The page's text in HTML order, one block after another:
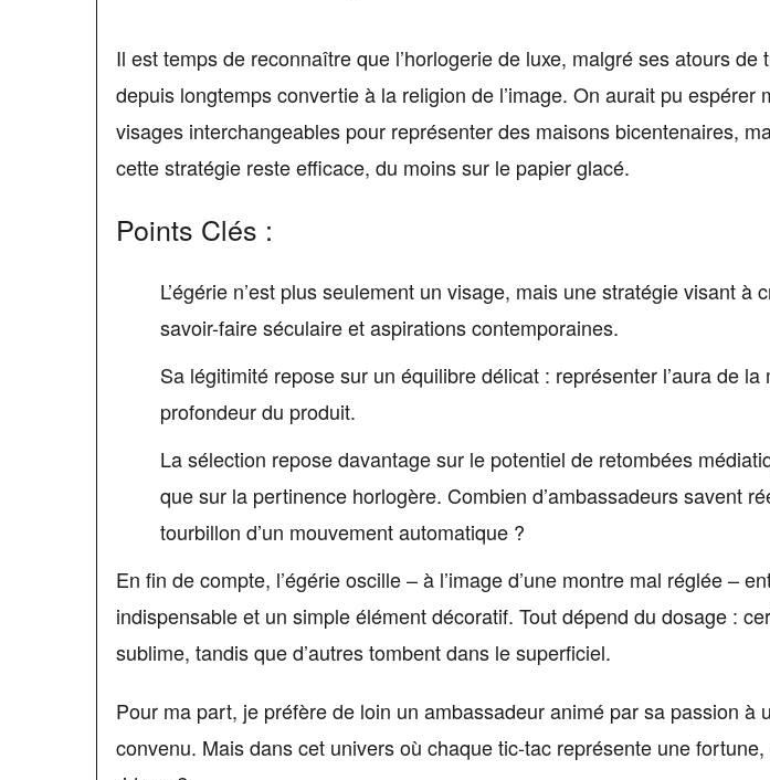
Il est temps de reconnaître que l’horlogerie de luxe, malgré ses atours de
depuis longtemps convertie à la religion de l’image. On aurait pu espérer
visages interchangeables pour représenter des maisons bicentenaires,
cette stratégie reste efficace, du moins sur le papier glacé.
Points Clés :
L’égérie n’est plus seulement un visage, mais une stratégie visant à
savoir-faire séculaire et aspirations contemporaines.
Sa légitimité repose sur un équilibre délicat : représenter l’aura de
profondeur du produit.
La sélection repose davantage sur le potentiel de retombées
que sur la pertinence horlogère. Combien d’ambassadeurs savent
tourbillon d’un mouvement automatique ?
En fin de compte, l’égérie oscille – à l’image d’une montre mal réglée –
indispensable et un simple élément décoratif. Tout dépend du dosage :
sublime, tandis que d’autres tombent dans le superficiel.
Pour ma part, je préfère de loin un ambassadeur animé par sa passion à
convenu. Mais dans cet univers où chaque tic-tac représente une